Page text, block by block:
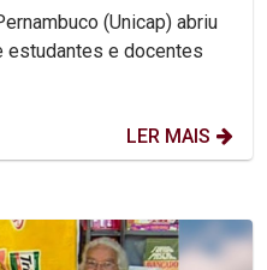
(Unicap) abriu
estudantes e docentes
LER MAIS